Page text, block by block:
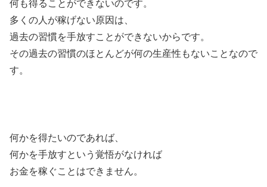
何も得ることができないのです。
多くの人が稼げない原因は、
過去の習慣を手放すことができないからです。
その過去の習慣のほとんどが何の生産性もないことなので
す。
何かを得たいのであれば、
何かを手放すという覚悟がなければ
お金を稼ぐことはできません。